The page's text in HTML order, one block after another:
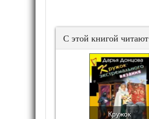
С этой книгой читают
Кружок